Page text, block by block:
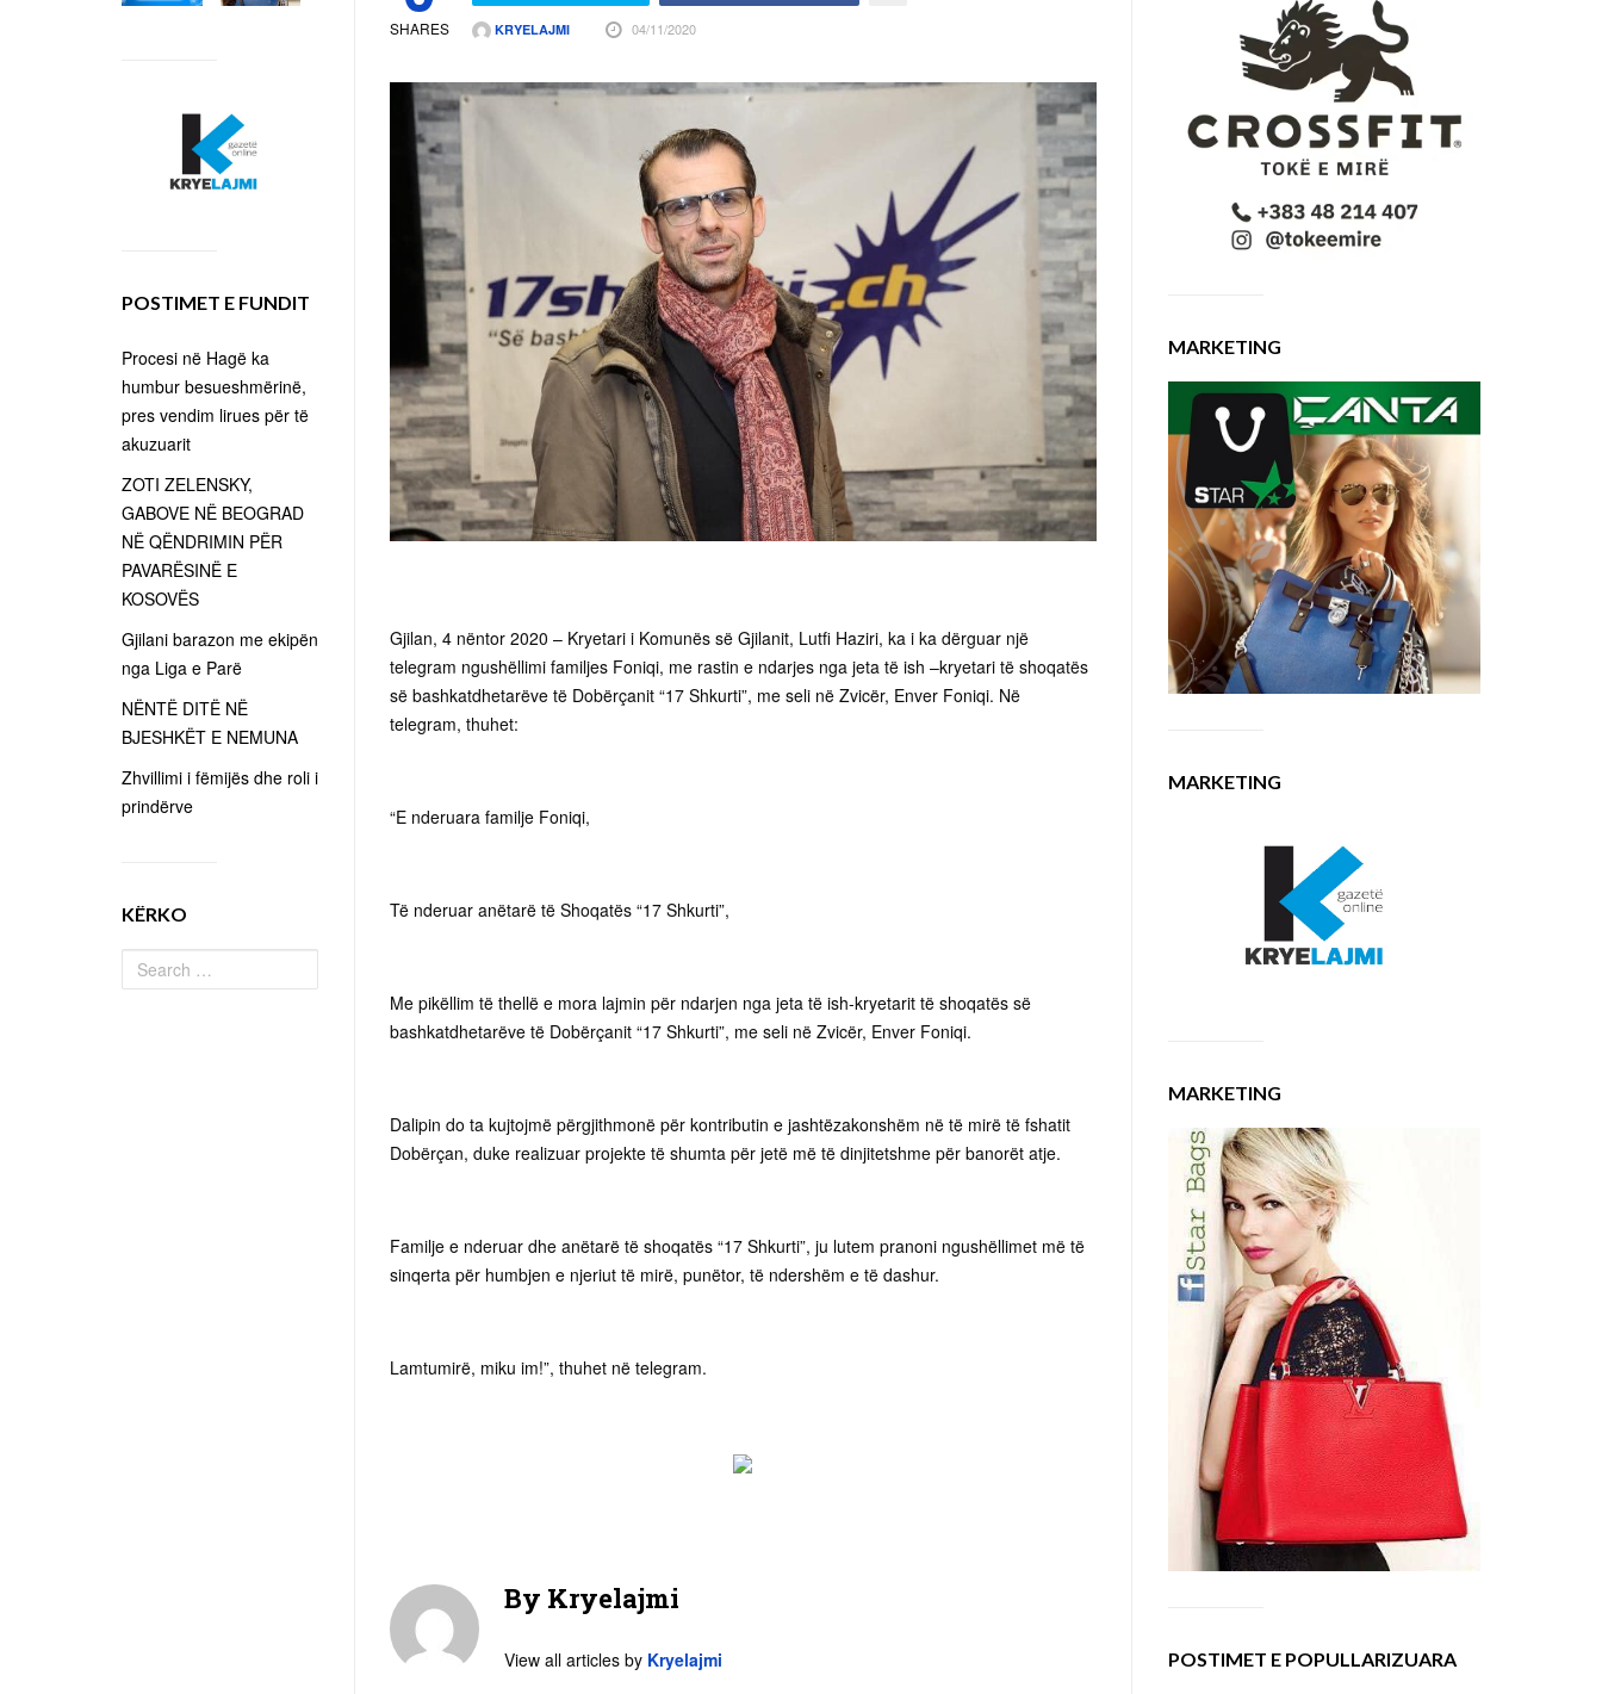
SHARES KRYELAJMI 04/11/2020
Gjilan, 4 nëntor 2020 – Kryetari i Komunës së Gjilanit, Lutfi Haziri, ka i ka dërguar një
telegram ngushëllimi familjes Foniqi, me rastin e ndarjes nga jeta të ish –kryetari të shoqatës
së bashkatdhetarëve të Dobërçanit “17 Shkurti”, me seli në Zvicër, Enver Foniqi. Në
telegram, thuhet:
“E nderuara familje Foniqi,
Të nderuar anëtarë të Shoqatës “17 Shkurti”,
Me pikëllim të thellë e mora lajmin për ndarjen nga jeta të ish-kryetarit të shoqatës së
bashkatdhetarëve të Dobërçanit “17 Shkurti”, me seli në Zvicër, Enver Foniqi.
Dalipin do ta kujtojmë përgjithmonë për kontributin e jashtëzakonshëm në të mirë të fshatit
Dobërçan, duke realizuar projekte të shumta për jetë më të dinjitetshme për banorët atje.
Familje e nderuar dhe anëtarë të shoqatës “17 Shkurti”, ju lutem pranoni ngushëllimet më të
sinqerta për humbjen e njeriut të mirë, punëtor, të ndershëm e të dashur.
Lamtumirë, miku im!”, thuhet në telegram.
By Kryelajmi
View all articles by Kryelajmi
MARKETING
MARKETING
MARKETING
POSTIMET E POPULLARIZUARA
POSTIMET E FUNDIT
Procesi në Hagë ka
humbur besueshmërinë,
pres vendim lirues për të
akuzuarit
ZOTI ZELENSKY,
GABOVE NË BEOGRAD
NË QËNDRIMIN PËR
PAVARËSINË E
KOSOVËS
Gjilani barazon me ekipën
nga Liga e Parë
NËNTË DITË NË
BJESHKËT E NEMUNA
Zhvillimi i fëmijës dhe roli i
prindërve
KËRKO